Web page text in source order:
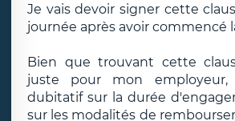
Je vais devoir signer cette
journée après avoir commencé
Bien que trouvant cette
juste pour mon employeur,
dubitatif sur la durée
sur les modalités de